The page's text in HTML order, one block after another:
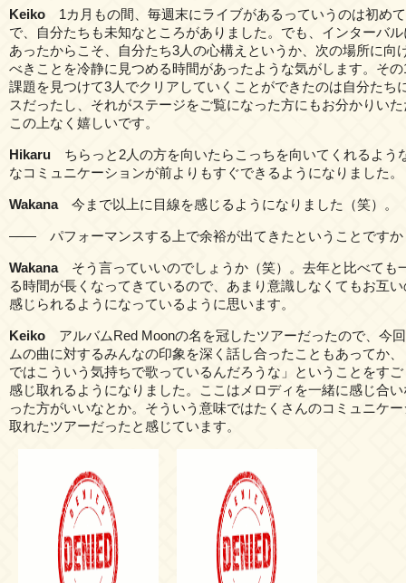
Keiko 1カ月もの間、毎週末にライブがあるっていうのは初め
で、自分たちも未知なところがありました。でも、インターバ
あったからこそ、自分たち3人の心構えというか、次の場所に向
べきことを冷静に見つめる時間があったような気がします。そ
課題を見つけて3人でクリアしていくことができたのは自分たち
スだったし、それがステージをご覧になった方にもお分かりい
この上なく嬉しいです。
Hikaru ちらっと2人の方を向いたらこっちを向いてくれるよう
なコミュニケーションが前よりもすぐできるようになりました。
Wakana今まで以上に目線を感じるようになりました（笑）。
―― パフォーマンスする上で余裕が出てきたということですか
Wakanaそう言っていいのでしょうか（笑）。去年と比べても
る時間が長くなってきているので、あまり意識しなくてもお互
感じられるようになっているように思います。
Keiko アルバムRed Moonの名を冠したツアーだったので、今
ムの曲に対するみんなの印象を深く話し合ったこともあってか
ではこういう気持ちで歌っているんだろうな」ということをす
感じ取れるようになりました。ここはメロディを一緒に感じ合
った方がいいなとか。そういう意味ではたくさんのコミュニケ
取れたツアーだったと感じています。